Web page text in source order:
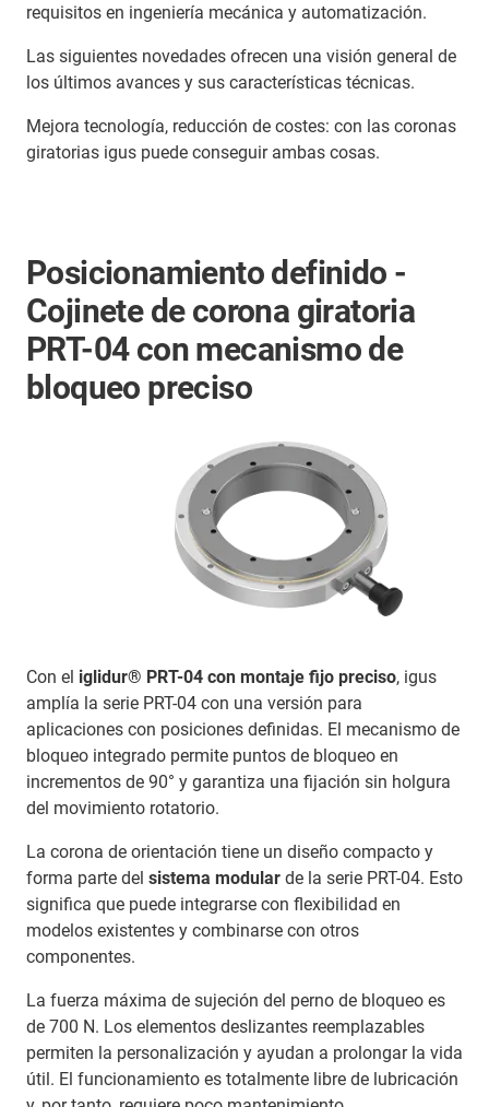
requisitos en ingeniería mecánica y automatización.
Las siguientes novedades ofrecen una visión general de
los últimos avances y sus características técnicas.
Mejora tecnología, reducción de costes: con las coronas
giratorias igus puede conseguir ambas cosas.
Posicionamiento definido -
Cojinete de corona giratoria
PRT-04 con mecanismo de
bloqueo preciso
Con el iglidur® PRT-04 con montaje fijo preciso, igus
amplía la serie PRT-04 con una versión para
aplicaciones con posiciones definidas. El mecanismo de
bloqueo integrado permite puntos de bloqueo en
incrementos de 90° y garantiza una fijación sin holgura
del movimiento rotatorio.
La corona de orientación tiene un diseño compacto y
forma parte del sistema modular de la serie PRT-04. Esto
significa que puede integrarse con flexibilidad en
modelos existentes y combinarse con otros
componentes.
La fuerza máxima de sujeción del perno de bloqueo es
de 700 N. Los elementos deslizantes reemplazables
permiten la personalización y ayudan a prolongar la vida
útil. El funcionamiento es totalmente libre de lubricación